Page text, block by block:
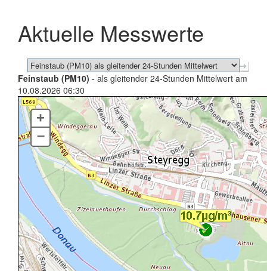
schließen
Aktuelle Messwerte
Feinstaub (PM10) - als gleitender 24-Stunden Mittelwert am
10.08.2026 06:30
+
–